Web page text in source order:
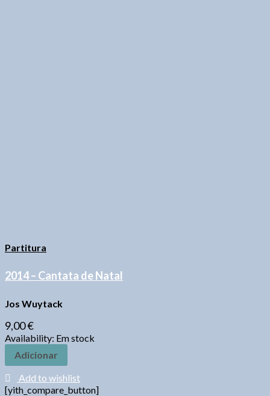
Partitura
2014 – Cantata de Natal
Jos Wuytack
9,00€
Availability: Em stock
Adicionar
Add to wishlist
[yith_compare_button]